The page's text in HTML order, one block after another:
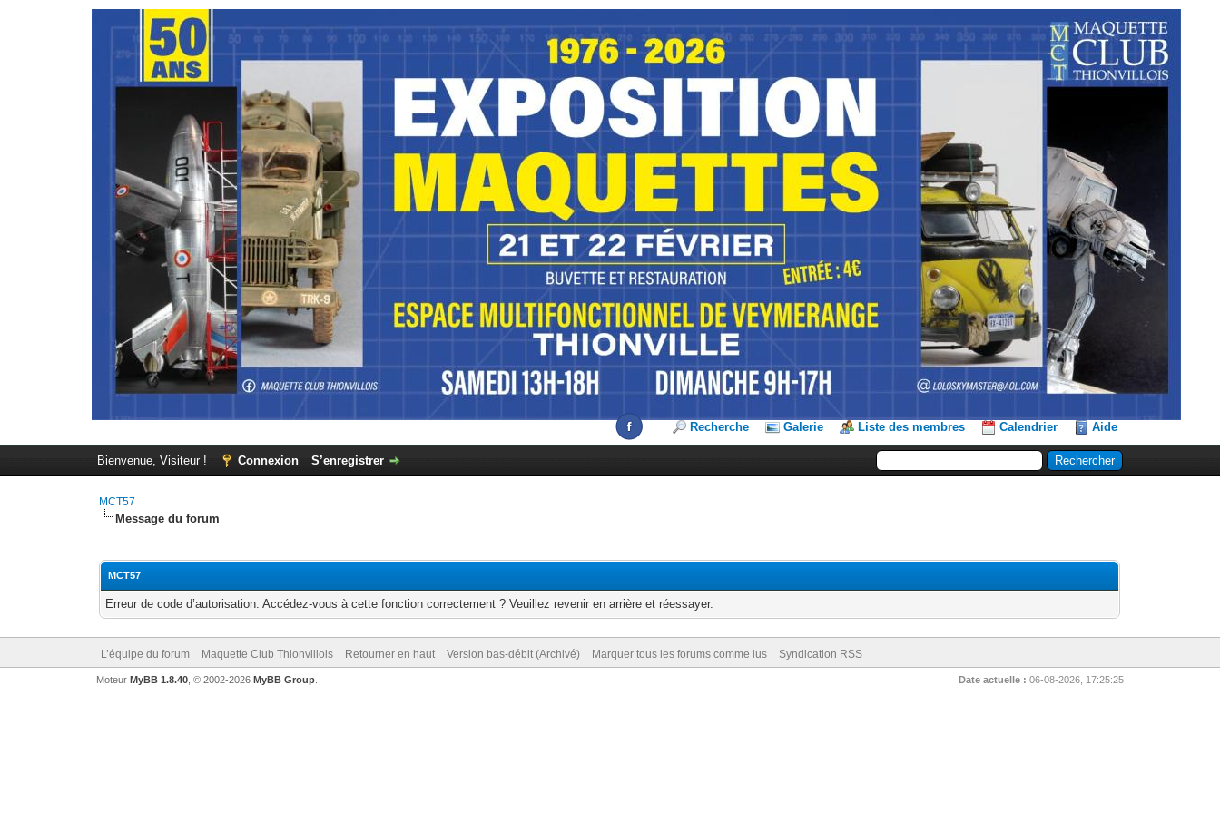
Recherche Galerie Liste des membres Calendrier Aide
Bienvenue, Visiteur ! Connexion S’enregistrer
MCT57
Message du forum
MCT57
Erreur de code d’autorisation. Accédez-vous à cette fonction correctement ? Veuillez revenir en arrière et réessayer.
L’équipe du forum Maquette Club Thionvillois Retourner en haut Version bas-débit (Archivé) Marquer tous les forums comme lus Syndication RSS
Date actuelle : 06-08-2026, 17:25:25
Moteur MyBB 1.8.40, © 2002-2026 MyBB Group.